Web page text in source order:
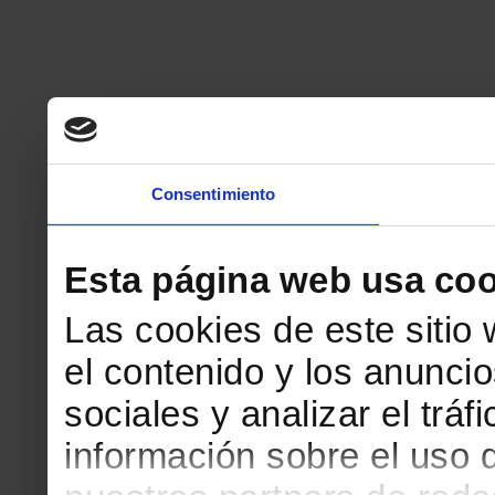
Consentimiento
Esta página web usa
Las cookies de este sitio
el contenido y los
sociales y analizar el
información sobre el uso